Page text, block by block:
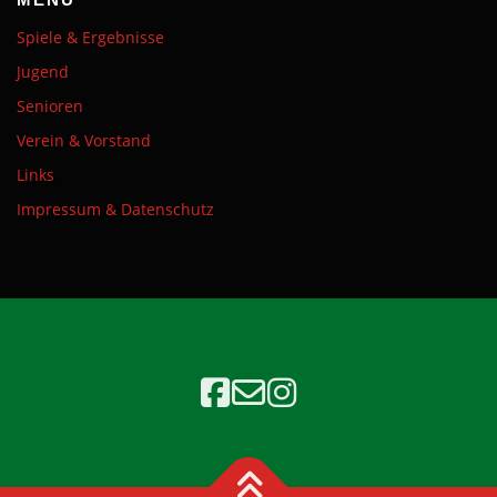
Spiele & Ergebnisse
Jugend
Senioren
Verein & Vorstand
Links
Impressum & Datenschutz